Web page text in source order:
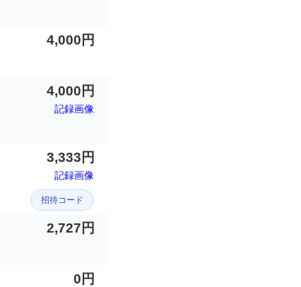
4,000円
4,000円
記録画像
3,333円
記録画像
招待コード
2,727円
0円